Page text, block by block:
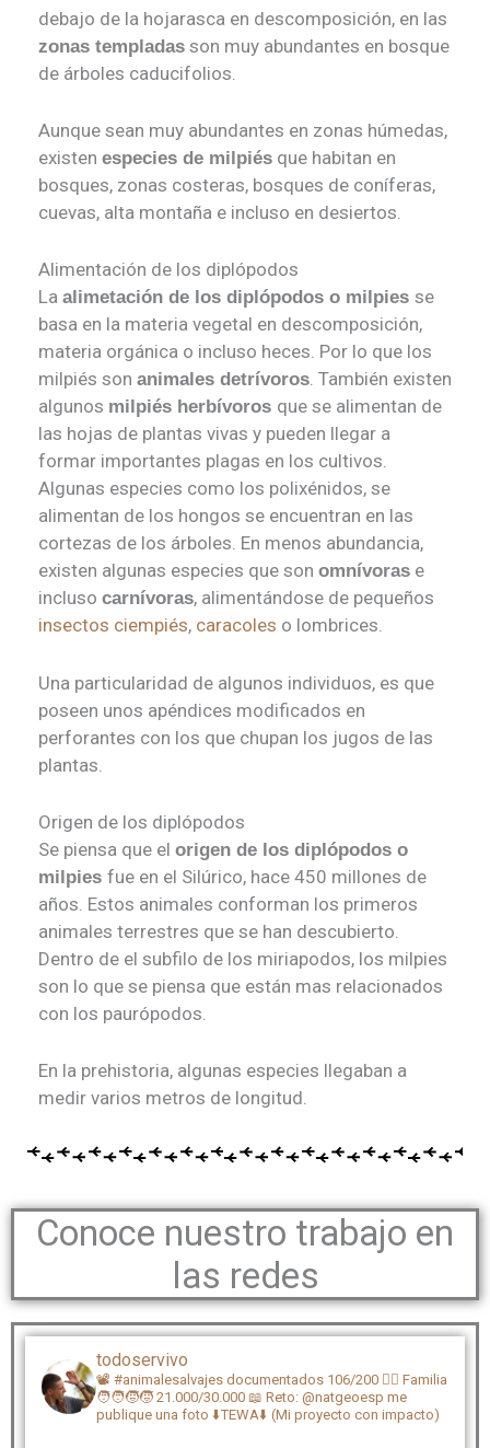
debajo de la hojarasca en descomposición, en las
zonas templadas son muy abundantes en bosque
de árboles caducifolios.
Aunque sean muy abundantes en zonas húmedas,
existen especies de milpiés que habitan en
bosques, zonas costeras, bosques de coníferas,
cuevas, alta montaña e incluso en desiertos.
Alimentación de los diplópodos
La alimetación de los diplópodos o milpies se
basa en la materia vegetal en descomposición,
materia orgánica o incluso heces. Por lo que los
milpiés son animales detrívoros. También existen
algunos milpiés herbívoros que se alimentan de
las hojas de plantas vivas y pueden llegar a
formar importantes plagas en los cultivos.
Algunas especies como los polixénidos, se
alimentan de los hongos se encuentran en las
cortezas de los árboles. En menos abundancia,
existen algunas especies que son omnívoras e
incluso carnívoras, alimentándose de pequeños
insectos ciempiés, caracoles o lombrices.
Una particularidad de algunos individuos, es que
poseen unos apéndices modificados en
perforantes con los que chupan los jugos de las
plantas.
Origen de los diplópodos
Se piensa que el origen de los diplópodos o
milpies fue en el Silúrico, hace 450 millones de
años. Estos animales conforman los primeros
animales terrestres que se han descubierto.
Dentro de el subfilo de los miriapodos, los milpies
son lo que se piensa que están mas relacionados
con los paurópodos.
En la prehistoria, algunas especies llegaban a
medir varios metros de longitud.
Conoce nuestro trabajo en
las redes
todoservivo
📽️ #animalesalvajes documentados 106/200 🏴‍☠️ Familia
🧑‍🧑‍🧒‍🧒 21.000/30.000 📖 Reto: @natgeoesp me
publique una foto ⬇️TEWA⬇️ (Mi proyecto con impacto)